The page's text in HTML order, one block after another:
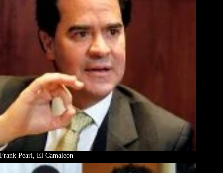
Frank Pearl, El Camaleón